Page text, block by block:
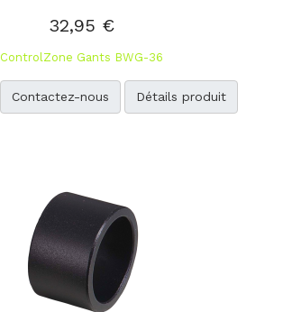
32,95 €
ControlZone Gants BWG-36
Contactez-nous Détails produit